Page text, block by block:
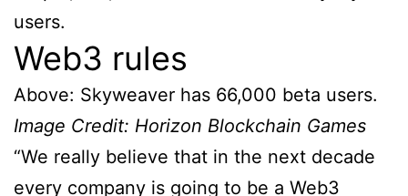
users.
Web3 rules
Above: Skyweaver has 66,000 beta users.
Image Credit: Horizon Blockchain Games
“We really believe that in the next decade
every company is going to be a Web3